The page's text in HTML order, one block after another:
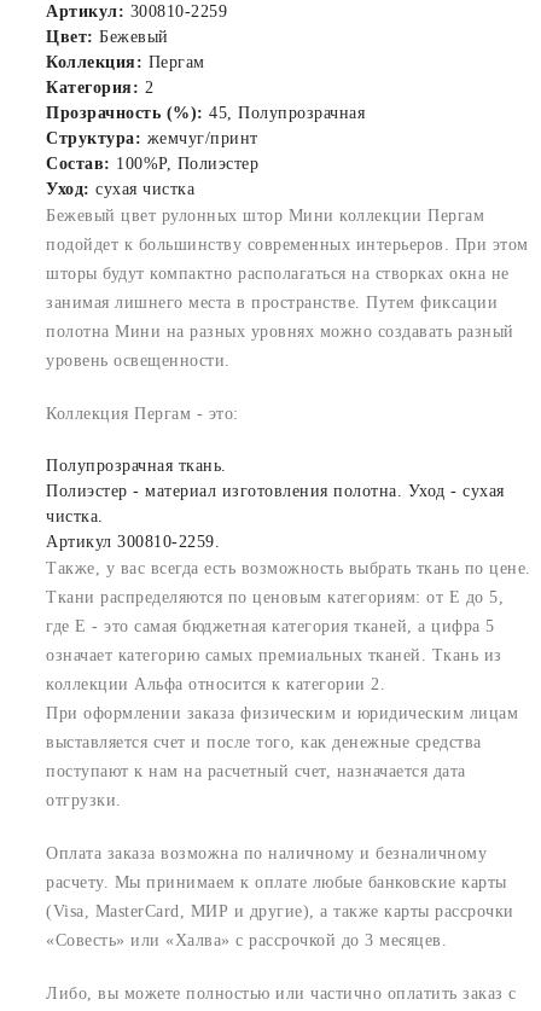
Артикул: 300810-2259
Цвет: Бежевый
Коллекция: Пергам
Категория: 2
Прозрачность (%): 45, Полупрозрачная
Структура: жемчуг/принт
Состав: 100%P, Полиэстер
Уход: сухая чистка
Бежевый цвет рулонных штор Мини коллекции Пергам
подойдет к большинству современных интерьеров. При этом
шторы будут компактно располагаться на створках окна не
занимая лишнего места в пространстве. Путем фиксации
полотна Мини на разных уровнях можно создавать разный
уровень освещенности.
Коллекция Пергам - это:
Полупрозрачная ткань.
Полиэстер - материал изготовления полотна. Уход - сухая
чистка.
Артикул 300810-2259.
Также, у вас всегда есть возможность выбрать ткань по цене.
Ткани распределяются по ценовым категориям: от E до 5,
где Е - это самая бюджетная категория тканей, а цифра 5
означает категорию самых премиальных тканей. Ткань из
коллекции Альфа относится к категории 2.
При оформлении заказа физическим и юридическим лицам
выставляется счет и после того, как денежные средства
поступают к нам на расчетный счет, назначается дата
отгрузки.
Оплата заказа возможна по наличному и безналичному
расчету. Мы принимаем к оплате любые банковские карты
(Visa, MasterCard, МИР и другие), а также карты рассрочки
«Совесть» или «Халва» с рассрочкой до 3 месяцев.
Либо, вы можете полностью или частично оплатить заказ с